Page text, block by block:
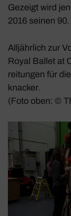
Gezeigt wird
2016 seinen
Alljähr­lich zur
Royal Ballet at
rei­tungen für
kna­cker.
(Foto oben: ©